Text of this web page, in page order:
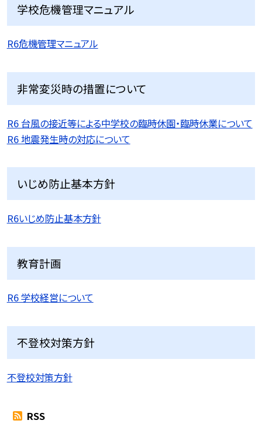
学校危機管理マニュアル
R6危機管理マニュアル
非常変災時の措置について
R6 台風の接近等による中学校の臨時休園・臨時休業について
R6 地震発生時の対応について
いじめ防止基本方針
R6いじめ防止基本方針
教育計画
R6 学校経営について
不登校対策方針
不登校対策方針
RSS